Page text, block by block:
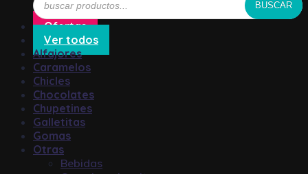
de
productos
BUSCAR
Ofertas
Ver todos
Alfajores
Caramelos
Chicles
Chocolates
Chupetines
Galletitas
Gomas
Otras
Bebidas